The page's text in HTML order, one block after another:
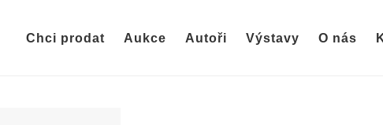
Chci prodat Aukce Autoři Výstavy O nás